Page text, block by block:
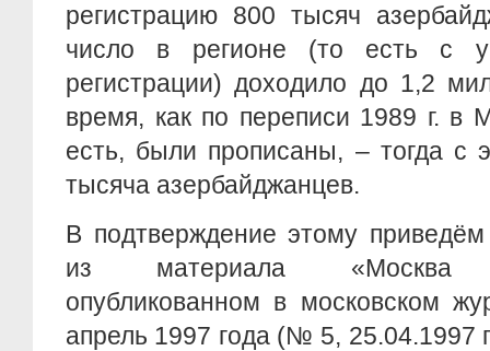
регистрацию 800 тысяч
число в регионе (то есть с
регистрации) доходило до 1,2
время, как по переписи 1989 г. в
есть, были прописаны, – тогда с
тысяча азербайджанцев.
В подтверждение этому
из материала «Москва
опубликованном в московском
апрель 1997 года (№ 5, 25.04.1997